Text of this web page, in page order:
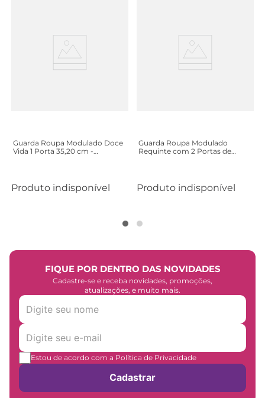
Guarda Roupa Modulado Doce
Vida 1 Porta 35,20 cm -
Produto indisponível
Guarda Roupa Modulado
Requinte com 2 Portas de
Produto indisponível
FIQUE POR DENTRO DAS NOVIDADES
Cadastre-se e receba novidades, promoções,
atualizações, e muito mais.
Estou de acordo com a Política de Privacidade
Cadastrar